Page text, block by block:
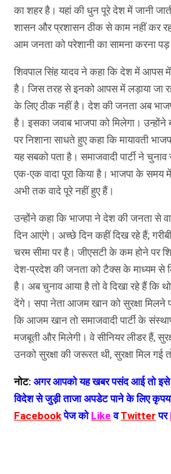
का शहर है। यहां की धुन पूरे देश में जानी
शासन और प्रशासन ठीक से काम नहीं कर
आम जनता को परेशानी का सामना करना पड़
शिवपाल सिंह यादव ने कहा कि देश में आपस में
है। जिस तरह से इनको आपस में लड़ाया जा
के लिए ठीक नहीं है। देश की जनता अब
है। इसका जवाब भाजपा को मिलेगा। उन्होंने
पर निशाना साधते हुए कहा कि मायावती
यह सबको पता है। समाजवादी पार्टी ने
एक-एक वादा पूरा किया है। भाजपा के समय
अभी तक वादे पूरे नहीं हुए हैं।
उन्होंने कहा कि भाजपा ने देश की जनता से
दिन आएंगे। अच्छे दिन कहीं दिख रहे हैं;
चरम सीमा पर है। जीएसटी के कम होने पर
देश-प्रदेश की जनता को टैक्स के माध्यम से
है। अब चुनाव आया है तो वे दिखा रहे हैं कि
देंगे। सपा नेता आजम खान को सुरक्षा मिलने
कि आजम खान तो समाजवादी पार्टी के
मजबूती और मिलेगी। वे सीनियर लीडर हैं,
उनको सुरक्षा की जरूरत थी, सुरक्षा मिल गई
नोट: अगर आपको यह खबर पसंद आई तो
विदेश से जुड़ी ताजा अपडेट पाने के लिए
Facebookपेज को Like वTwitter पर